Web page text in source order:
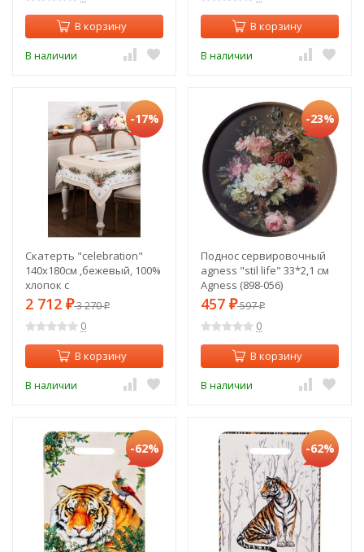
В корзину
В наличии
В корзину
В наличии
-17%
Скатерть "celebration"
140х180см ,бежевый, 100%
хлопок с
пропиткой,твил,горох
Lefard (850-734-23)
2 712 ₽3 270₽
0
В корзину
В наличии
-23%
Поднос сервировочный
agness "stil life" 33*2,1 см
Agness (898-056)
457 ₽597₽
0
В корзину
В наличии
-62% -62%